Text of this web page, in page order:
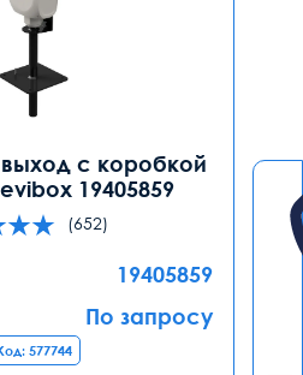
с коробкой
19405859
(652)
19405859
По запросу
577744